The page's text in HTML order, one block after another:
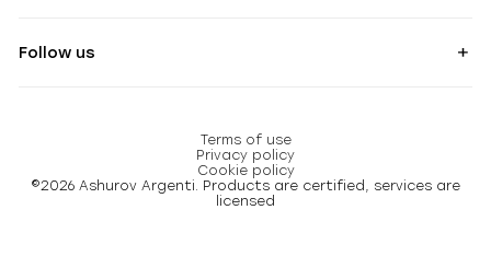
Follow us
Terms of use
Privacy policy
Cookie policy
©2026 Ashurov Argenti. Products are certified, services are
licensed